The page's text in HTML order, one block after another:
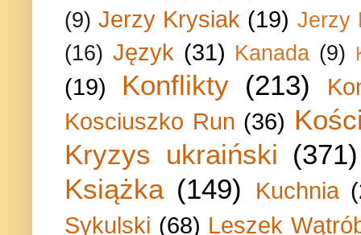
(9) Jerzy Krysiak (19) Jerzy
(16) Język (31) Kanada (9)
(19) Konflikty (213)
Kosciuszko Run (36)
Kryzys ukraiński (371)
Książka (149) Kuchnia
Sykulski (68) Leszek